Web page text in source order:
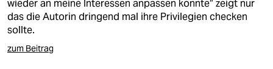
wieder an meine Interessen anpassen konnte“ zeigt nur
das die Autorin dringend mal ihre Privilegien checken
sollte.
zum Beitrag